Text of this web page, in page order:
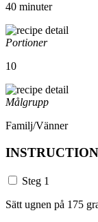
40 minuter
Portioner
10
Målgrupp
Familj/Vänner
Steg 1
Sätt ugnen på 175